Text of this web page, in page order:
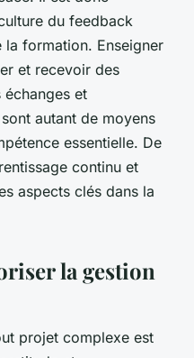
du feedback
formation. Enseigner
et recevoir des
et
autant de moyens
essentielle. De
continu et
aspects clés dans la
la gestion
projet complexe est